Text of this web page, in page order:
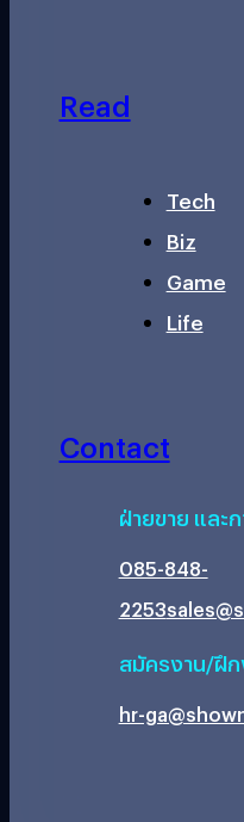
Read
Tech
Biz
Game
Life
Contact
ฝ่ายขาย และ
085-848-
2253
สมัครงาน/ฝึ
hr-